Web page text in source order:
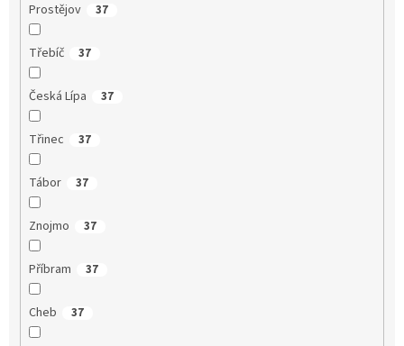
Prostějov 37
Třebíč 37
Česká Lípa 37
Třinec 37
Tábor 37
Znojmo 37
Příbram 37
Cheb 37